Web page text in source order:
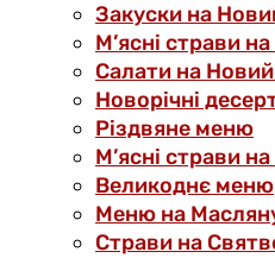
Закуски на
М’ясні страви
Салати на Новий
Новорічні
Різдвяне меню
М’ясні страви
Великоднє меню
Меню на
Страви на